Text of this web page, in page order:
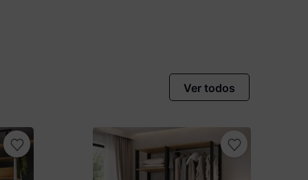
Ver todos